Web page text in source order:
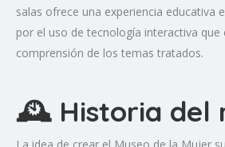
salas ofrece una experiencia educativa
por el uso de tecnología interactiva que
comprensión de los temas tratados.
🕰️ Historia del